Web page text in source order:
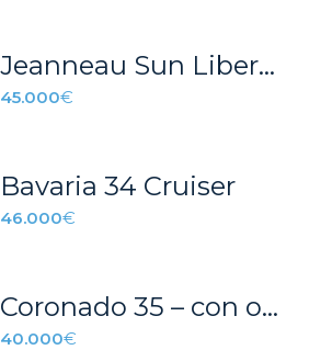
Jeanneau Sun Liberty 34
45.000€
Bavaria 34 Cruiser
46.000€
Coronado 35 – con opción de amarre
40.000€